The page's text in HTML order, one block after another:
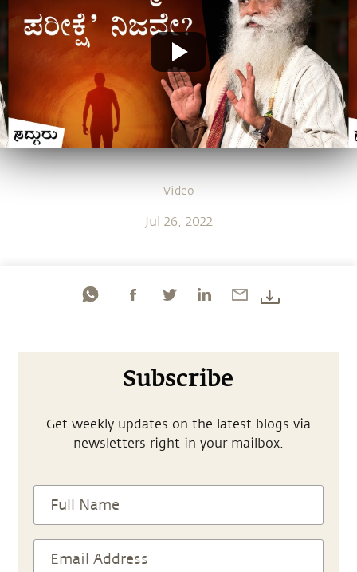
Video
Jul 26, 2022
Subscribe
Get weekly updates on the latest blogs via
newsletters right in your mailbox.